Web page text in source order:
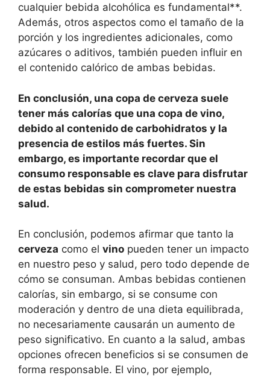
cualquier bebida alcohólica es fundamental**.
Además, otros aspectos como el tamaño de la
porción y los ingredientes adicionales, como
azúcares o aditivos, también pueden influir en
el contenido calórico de ambas bebidas.
En conclusión, una copa de cerveza suele
tener más calorías que una copa de vino,
debido al contenido de carbohidratos y la
presencia de estilos más fuertes. Sin
embargo, es importante recordar que el
consumo responsable es clave para disfrutar
de estas bebidas sin comprometer nuestra
salud.
En conclusión, podemos afirmar que tanto la
cerveza como el vino pueden tener un impacto
en nuestro peso y salud, pero todo depende de
cómo se consuman. Ambas bebidas contienen
calorías, sin embargo, si se consume con
moderación y dentro de una dieta equilibrada,
no necesariamente causarán un aumento de
peso significativo. En cuanto a la salud, ambas
opciones ofrecen beneficios si se consumen de
forma responsable. El vino, por ejemplo,